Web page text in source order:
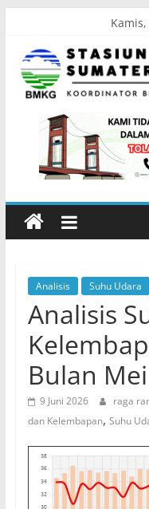
content
Stasiun
Koordinator
BMKG
Sumatera
Selatan
Analisis Suhu Udara
Analisis
Bulan
9 Juni 2026 raga
dan Kelembapan, Suhu